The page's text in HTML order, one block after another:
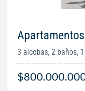
3 alcobas, 2 baños,